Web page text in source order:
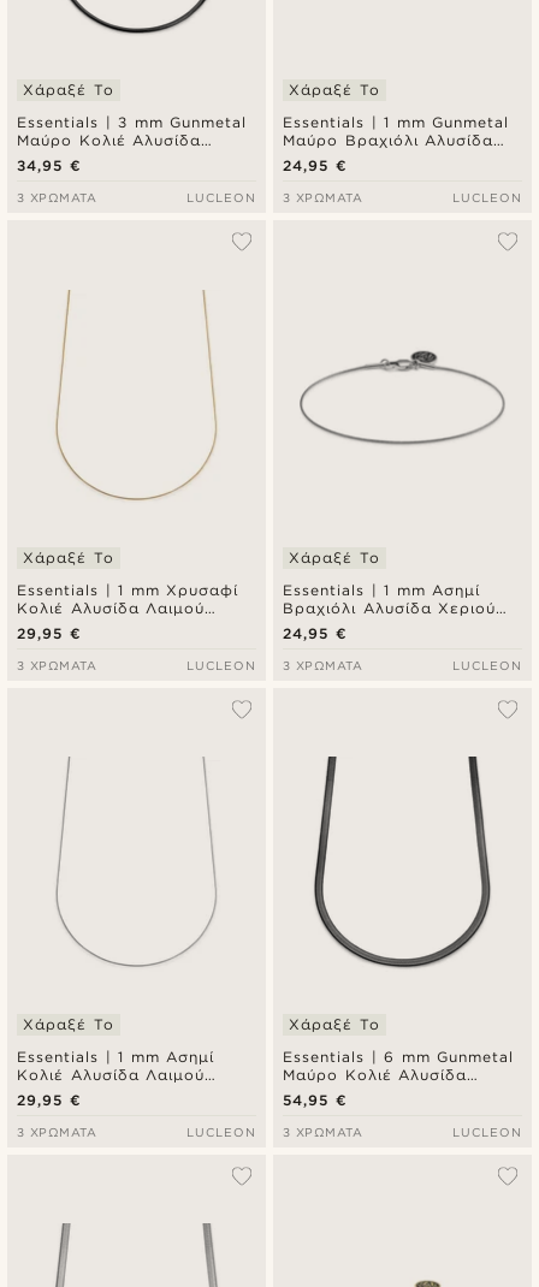
Essentials | 3 mm Gunmetal
Μαύρο Κολιέ Αλυσίδα
Λαιμού Snake Chain
Χάραξέ Το
34,95 €
3 ΧΡΏΜΑΤΑ LUCLEON
Essentials | 1 mm Gunmetal
Μαύρο Βραχιόλι Αλυσίδα
Χεριού Snake Chain
Χάραξέ Το
24,95 €
3 ΧΡΏΜΑΤΑ LUCLEON
Essentials | 1 mm Χρυσαφί
Κολιέ Αλυσίδα Λαιμού
Snake Chain
Χάραξέ Το
29,95 €
3 ΧΡΏΜΑΤΑ LUCLEON
Essentials | 1 mm Ασημί
Βραχιόλι Αλυσίδα Χεριού
Snake Chain
Χάραξέ Το
24,95 €
3 ΧΡΏΜΑΤΑ LUCLEON
Essentials | 1 mm Ασημί
Κολιέ Αλυσίδα Λαιμού
Snake Chain
Χάραξέ Το
29,95 €
3 ΧΡΏΜΑΤΑ LUCLEON
Essentials | 6 mm Gunmetal
Μαύρο Κολιέ Αλυσίδα
Λαιμού Ψαροκόκκαλο
Χάραξέ Το
54,95 €
3 ΧΡΏΜΑΤΑ LUCLEON